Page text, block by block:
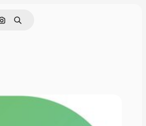
Cerca per immagine
Ricerca